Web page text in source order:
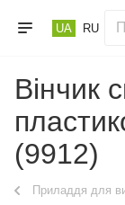
UA RU
Вінчик
(9912)
Приладдя для